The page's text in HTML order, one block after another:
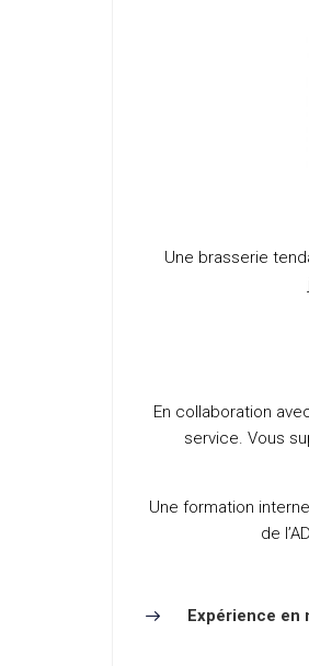
Une brasserie
En collaboration
service. Vous
Une formation
de
Expérience en